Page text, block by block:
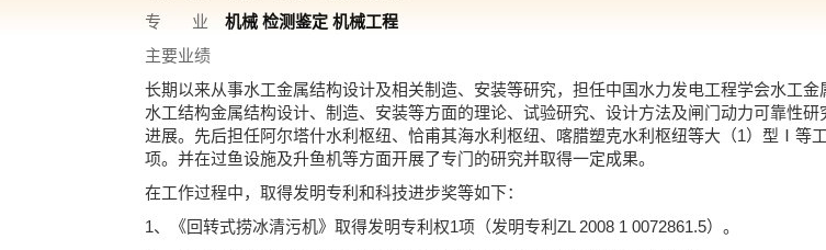
专 业
机械 检测鉴定 机械工程
主要业绩
长期以来从事水工金属结构设计及相关制造、安装等研究，担任中国水力发电工程学会水工
水工结构金属结构设计、制造、安装等方面的理论、试验研究、设计方法及闸门动力可靠性
进展。先后担任阿尔塔什水利枢纽、恰甫其海水利枢纽、喀腊塑克水利枢纽等大（1）型Ⅰ等
项。并在过鱼设施及升鱼机等方面开展了专门的研究并取得一定成果。
在工作过程中，取得发明专利和科技进步奖等如下：
1、《回转式捞冰清污机》取得发明专利权1项（发明专利ZL 2008 1 0072861.5）。